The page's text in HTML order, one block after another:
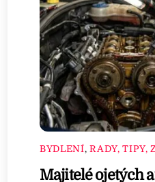
BYDLENÍ,RADY, TIPY,
Majitelé ojetých